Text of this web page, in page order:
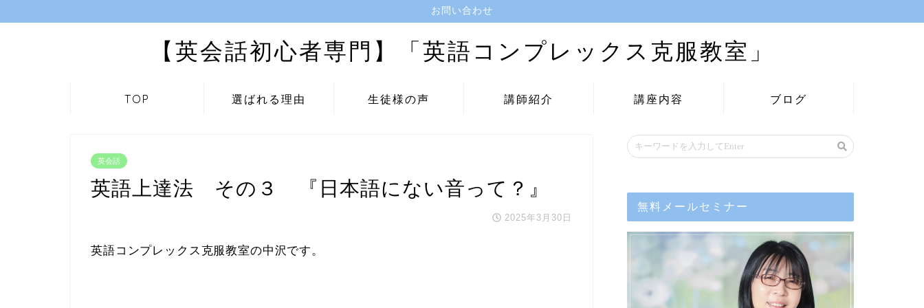
お問い合わせ
【英会話初心者専門】「英語コンプレックス克服教室」
TOP 選ばれる理由 生徒様の声 講師紹介 講座内容 ブログ
英会話
英語上達法 その３ 『日本語にない音って？』
2025年3月30日
英語コンプレックス克服教室の中沢です。
無料メールセミナー